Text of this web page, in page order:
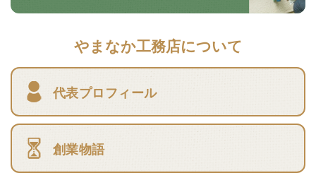
やまなか工務店について
代表プロフィール
創業物語